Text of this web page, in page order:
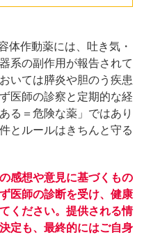
体作動薬には、吐き気・
系の副作用が報告されて
いては膵炎や胆のう疾患
医師の診察と定期的な経
る＝危険な薬」ではあり
とルールはきちんと守る
感想や意見に基づくもの
医師の診断を受け、健康
ください。提供される情
定も、最終的にはご自身